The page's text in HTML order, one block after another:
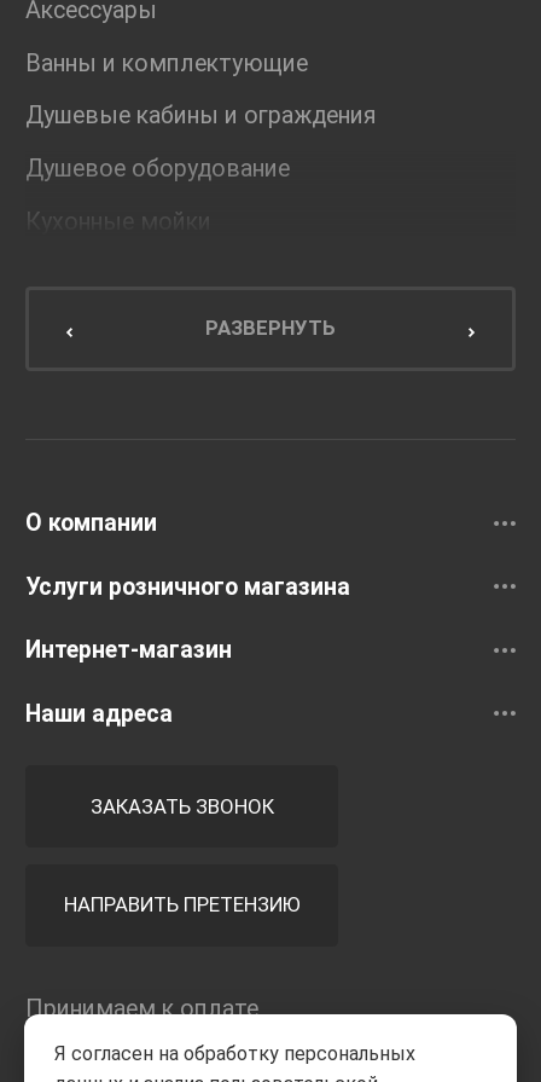
Аксессуары
Ванны и комплектующие
Душевые кабины и ограждения
Душевое оборудование
Кухонные мойки
Мебель для кухниРАЗВЕРНУТЬ
О компании
Услуги розничного магазина
Интернет-магазин
Наши адреса
ЗАКАЗАТЬ ЗВОНОК
НАПРАВИТЬ ПРЕТЕНЗИЮ
Принимаем к оплате
Я согласен на обработку персональных